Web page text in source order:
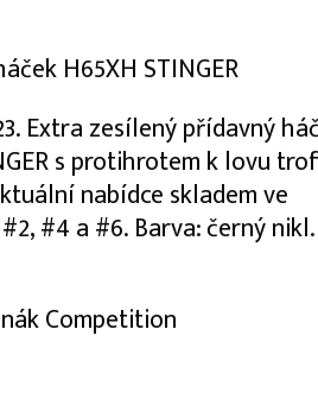
H65XH STINGER
Extra zesílený přídavný
s protihrotem k lovu
nabídce skladem ve
#4 a #6. Barva: černý nikl.
Competition